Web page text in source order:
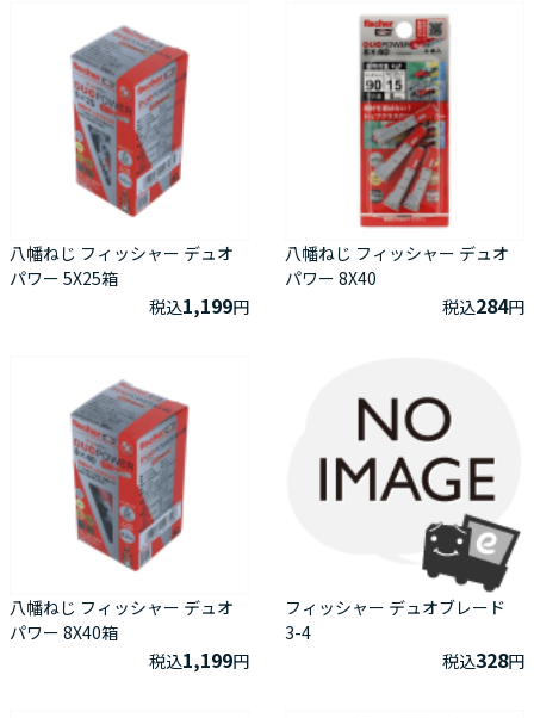
八幡ねじ フィッシャー デュオ
パワー 5X25箱
税込1,199円
八幡ねじ フィッシャー デュオ
パワー 8X40
税込284円
八幡ねじ フィッシャー デュオ
パワー 8X40箱
税込1,199円
フィッシャー デュオブレード
3-4
税込328円